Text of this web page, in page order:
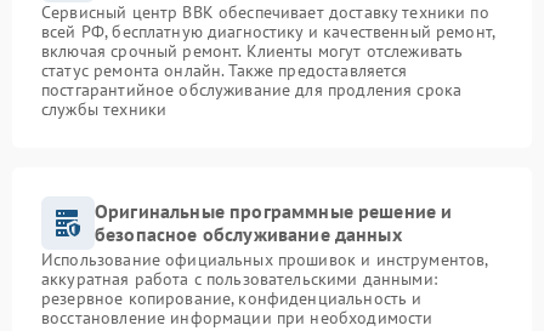
Сервисный центр BBK обеспечивает доставку техники по
всей РФ, бесплатную диагностику и качественный ремонт,
включая срочный ремонт. Клиенты могут отслеживать
статус ремонта онлайн. Также предоставляется
постгарантийное обслуживание для продления срока
службы техники
Оригинальные программные решение и
безопасное обслуживание данных
Использование официальных прошивок и инструментов,
аккуратная работа с пользовательскими данными:
резервное копирование, конфиденциальность и
восстановление информации при необходимости